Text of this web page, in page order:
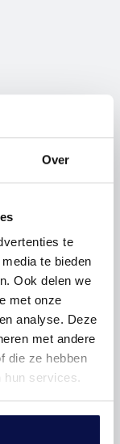
Over
te
te bieden
Ook delen we
met onze
analyse. Deze
met andere
die ze hebben
hun services.